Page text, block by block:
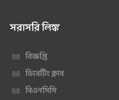
সরাসরি লিঙ্ক
বিজ্ঞপ্তি
ডিবেটিং ক্লাব
বিএনসিসি